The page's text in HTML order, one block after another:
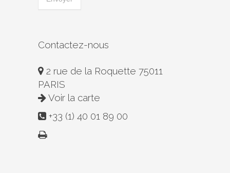
Contactez-nous
2 rue de la Roquette 75011
PARIS
Voir la carte
+33 (1) 40 01 89 00